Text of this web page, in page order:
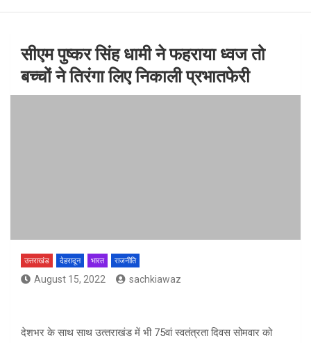
सीएम पुष्‍कर सिंह धामी ने फहराया ध्‍वज तो
बच्‍चों ने तिरंगा लिए निकाली प्रभातफेरी
उत्तराखंड देहरादून भारत राजनीति
August 15, 2022 sachkiawaz
देशभर के साथ साथ उत्‍तराखंड में भी 75वां स्‍वतंत्रता दिवस सोमवार को